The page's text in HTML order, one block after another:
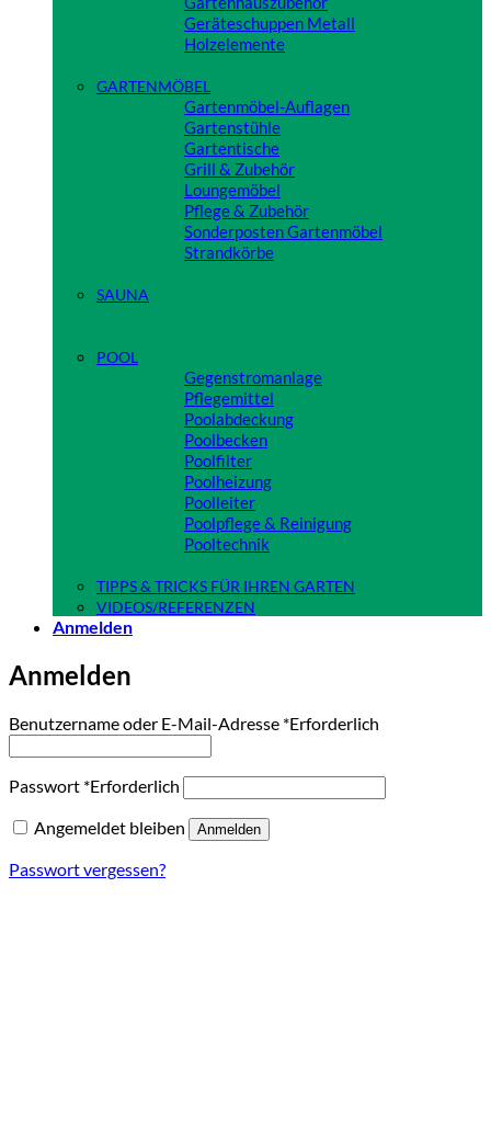
Geräteschuppen Metall
Holzelemente
GARTENMÖBEL
Gartenmöbel-Auflagen
Gartenstühle
Gartentische
Grill & Zubehör
Loungemöbel
Pflege & Zubehör
Sonderposten Gartenmöbel
Strandkörbe
SAUNA
POOL
Gegenstromanlage
Pflegemittel
Poolabdeckung
Poolbecken
Poolfilter
Poolheizung
Poolleiter
Poolpflege & Reinigung
Pooltechnik
TIPPS & TRICKS FÜR IHREN GARTEN
VIDEOS/REFERENZEN
Anmelden
Anmelden
Benutzername oder E-Mail-Adresse *Erforderlich
Passwort *Erforderlich
Angemeldet bleiben
Anmelden
Passwort vergessen?